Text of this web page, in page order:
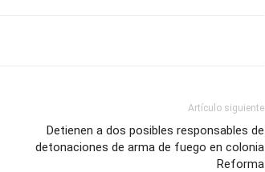
Artículo siguiente
Detienen a dos posibles responsables de
detonaciones de arma de fuego en colonia
Reforma